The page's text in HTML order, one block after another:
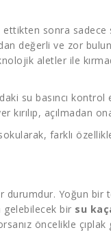
sonra sadece
değerli ve zor
aletler ile
su basıncı
açılmadan
farklı
durumdur. Yoğun
gelebilecek bir su
öncelikle